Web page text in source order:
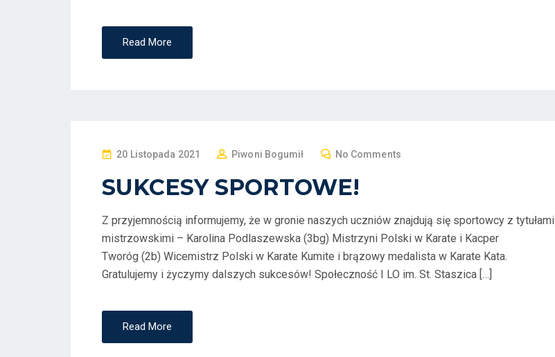
Read More
P
S
E
D
O
N
20 Listopada 2021 Piwoni Bogumił No Comments
SUKCESY SPORTOWE!
Z przyjemnością informujemy, że w gronie naszych uczniów znajdują się sportowcy z tytułami
mistrzowskimi – Karolina Podlaszewska (3bg) Mistrzyni Polski w Karate i Kacper
Tworóg (2b) Wicemistrz Polski w Karate Kumite i brązowy medalista w Karate Kata.
Gratulujemy i życzymy dalszych sukcesów! Społeczność I LO im. St. Staszica […]
Read More